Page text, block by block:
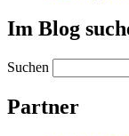
Im Blog
Suchen
Partner